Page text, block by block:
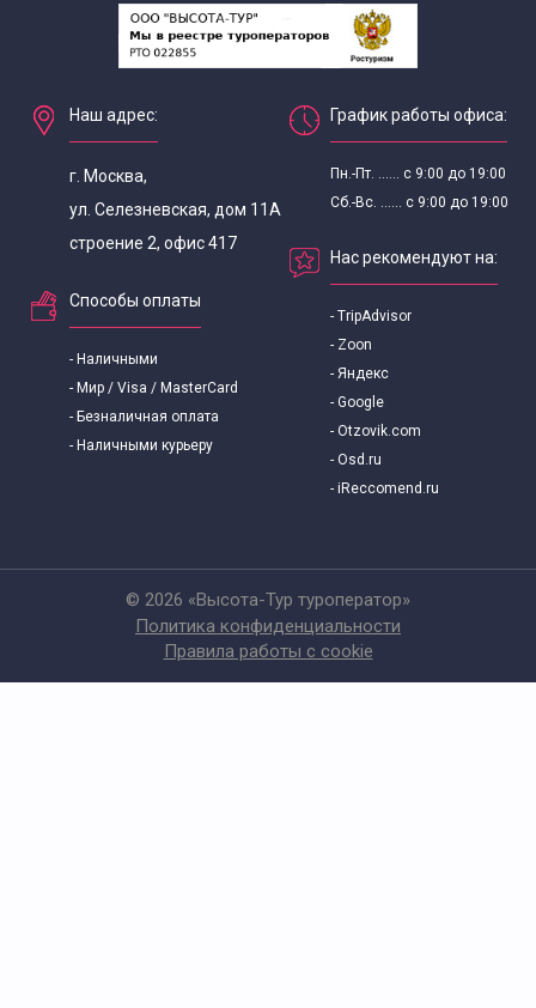
Наш адрес:
г. Москва,
ул. Селезневская, дом 11А
строение 2, офис 417
Способы оплаты
- Наличными
- Мир / Visa / MasterCard
- Безналичная оплата
- Наличными курьеру
График работы офиса:
Пн.-Пт. ...... с 9:00 до 19:00
Сб.-Вс. ...... с 9:00 до 19:00
Нас рекомендуют на:
- TripAdvisor
- Zoon
- Яндекс
- Google
- Otzovik.com
- Osd.ru
- iReccomend.ru
© 2026 «Высота-Тур туроператор»
Политика конфиденциальности
Правила работы с cookie